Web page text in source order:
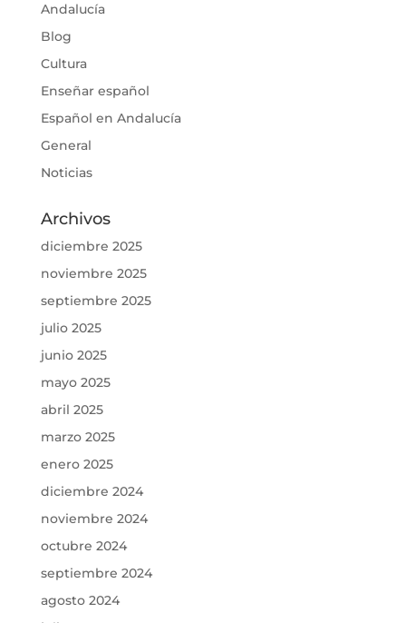
Andalucía
Blog
Cultura
Enseñar español
Español en Andalucía
General
Noticias
Archivos
diciembre 2025
noviembre 2025
septiembre 2025
julio 2025
junio 2025
mayo 2025
abril 2025
marzo 2025
enero 2025
diciembre 2024
noviembre 2024
octubre 2024
septiembre 2024
agosto 2024